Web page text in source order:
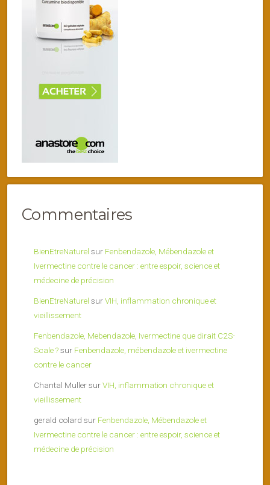
Commentaires
BienEtreNaturel sur Fenbendazole, Mébendazole et
Ivermectine contre le cancer : entre espoir, science et
médecine de précision
BienEtreNaturel surVIH, inflammation chronique et
vieillissement
Fenbendazole, Mebendazole, Ivermectine que dirait C2S-
Scale ?sur Fenbendazole, mébendazole et ivermectine
contre le cancer
Chantal MullersurVIH, inflammation chronique et
vieillissement
gerald colard sur Fenbendazole, Mébendazole et
Ivermectine contre le cancer : entre espoir, science et
médecine de précision